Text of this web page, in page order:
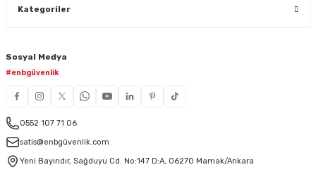
Kategoriler
Sosyal Medya
#enbgüvenlik
0552 107 71 06
satis@enbgüvenlik.com
Yeni Bayındır, Sağduyu Cd. No:147 D:A, 06270 Mamak/Ankara